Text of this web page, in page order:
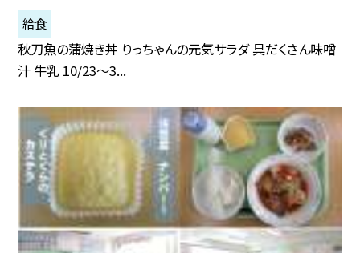
給食
秋刀魚の蒲焼き丼 りっちゃんの元気サラダ 具だくさん味噌
汁 牛乳 10/23〜3...